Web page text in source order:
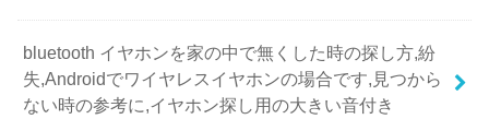
bluetooth イヤホンを家の中で無くした時の探し方,紛
失,Androidでワイヤレスイヤホンの場合です,見つから
ない時の参考に,イヤホン探し用の大きい音付き